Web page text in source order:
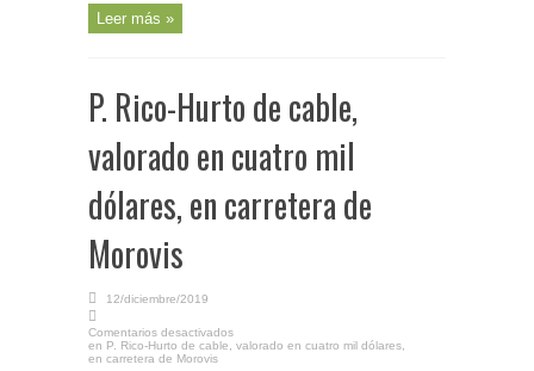
Leer más »
P. Rico-Hurto de cable,
valorado en cuatro mil
dólares, en carretera de
Morovis
12/diciembre/2019
Comentarios desactivados
en P. Rico-Hurto de cable, valorado en cuatro mil dólares,
en carretera de Morovis